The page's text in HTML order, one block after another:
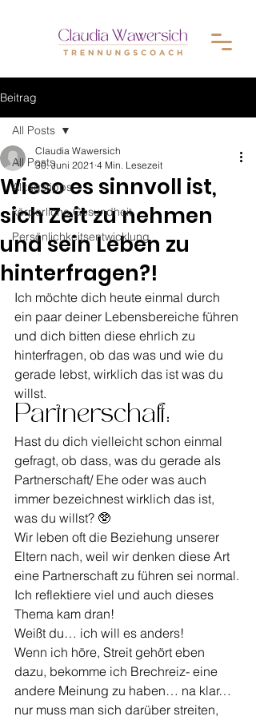
Beitrag
All Posts
Alltagstipps
körperliche Gesundheit
Persönlichkeitsentwicklung
All Posts
Wieso es sinnvoll ist,
sich Zeit zu nehmen
und sein Leben zu
hinterfragen?!
Claudia Wawersich
30. Juni 2021 4 Min. Lesezeit
Ich möchte dich heute einmal durch
ein paar deiner Lebensbereiche führen
und dich bitten diese ehrlich zu
hinterfragen, ob das was und wie du
gerade lebst, wirklich das ist was du
willst.
Partnerschaft:
Hast du dich vielleicht schon einmal
gefragt, ob dass, was du gerade als
Partnerschaft/ Ehe oder was auch
immer bezeichnest wirklich das ist,
was du willst? 🥸
Wir leben oft die Beziehung unserer
Eltern nach, weil wir denken diese Art
eine Partnerschaft zu führen sei normal.
Ich reflektiere viel und auch dieses
Thema kam dran!
Weißt du… ich will es anders!
Wenn ich höre, Streit gehört eben
dazu, bekomme ich Brechreiz- eine
andere Meinung zu haben… na klar…
nur muss man sich darüber streiten,